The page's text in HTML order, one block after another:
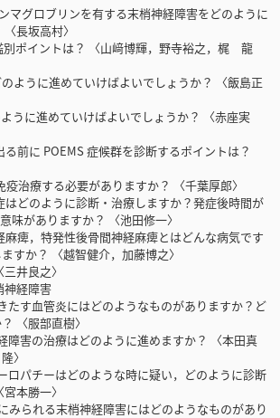
グロブリンを有する末梢神経障害をどのように
長坂高村〉
ポイントは？ 〈山﨑博輝，野寺裕之，梶 龍
ように進めていけばよいでしょうか？ 〈飯島正
うに進めていけばよいでしょうか？ 〈赤座実
前に POEMS 症候群を診断するポイントは？
治療する必要がありますか？ 〈千葉厚郎〉
どのように診断・治療しますか？発症後時間が
味がありますか？ 〈池田修一〉
痺，特発性後骨間神経麻痺とはどんな病気です
すか？ 〈越智健介，加藤博之〉
井良之〉
経障害
す血管炎にはどのようなものがありますか？ど
〈服部直樹〉
害の治療はどのように進めますか？ 〈本田真
〉
パチーはどのような時に疑い，どのように診断
本勝一〉
られる末梢神経障害にはどのようなものがあり